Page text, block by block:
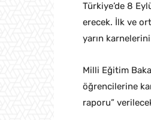
Türkiye’de 8
erecek. İlk ve
yarın
Milli Eğitim
öğrencilerine
raporu”